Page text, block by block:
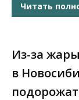
Читать
Из-за
в